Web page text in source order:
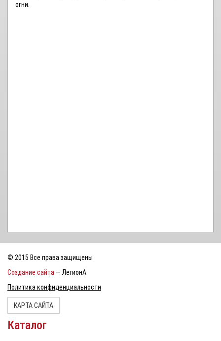
огни.
© 2015 Все права защищены
Создание сайта — ЛегионА
Политика конфиденциальности
КАРТА САЙТА
Каталог